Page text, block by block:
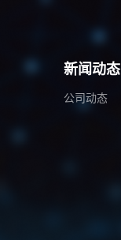
新闻动态
公司动态